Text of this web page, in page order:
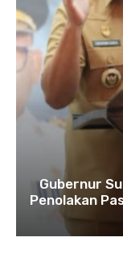
Gubernur
Penolakan